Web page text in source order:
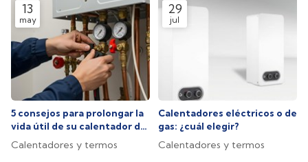
13
may
5 consejos para prolongar la
vida útil de su calentador de
gas o eléctrico
Calentadores y termos
29
jul
Calentadores eléctricos o de
gas: ¿cuál elegir?
Calentadores y termos